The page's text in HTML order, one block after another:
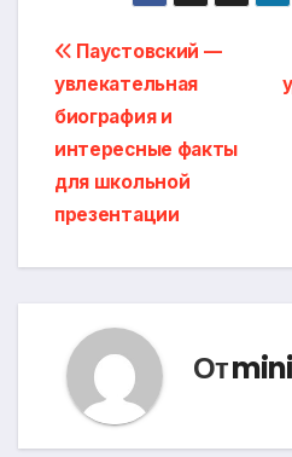
Навигация
по
записям
Паустовский —
увлекательная
биография и
интересные факты
для школьной
презентации
От